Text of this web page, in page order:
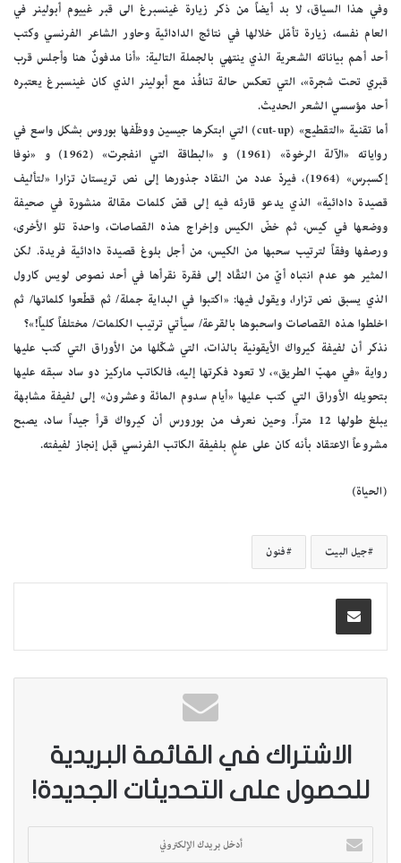
وفي هذا السياق، لا بد أيضاً من ذكر زيارة غينسبرغ الى قبر غييوم أبولينر في
العام نفسه، زيارة تأمّل خلالها في نتائج الدادائية وحاور الشاعر الفرنسي وكتب
أحد أهم بياناته الشعرية الذي ينتهي بالجملة التالية: «أنا مدفونٌ هنا وأجلس قرب
قبري تحت شجرة»، التي تعكس حالة تنافُذ مع أبولينر الذي كان غينسبرغ يعتبره
أحد مؤسسي الشعر الحديث.
أما تقنية «التقطيع» (cut-up) التي ابتكرها جيسين ووظّفها بوروس بشكل واسع في
رواياته «الآلة الرخوة» (1961) و «البطاقة التي انفجرت» (1962) و «نوفا
إكسبرس» (1964)، فيردّ عدد من النقاد جذورها إلى نص تريستان تزارا «لتأليف
قصيدة دادائية» الذي يدعو قارئه فيه إلى قصّ كلمات مقالة منشورة في صحيفة
ووضعها في كيس، ثم خضّ الكيس وإخراج هذه القصاصات، واحدة تلو الأخرى،
ورصفها وفقاً لترتيب سحبها من الكيس، من أجل بلوغ قصيدة دادائية فريدة. لكن
المثير هو عدم انتباه أيّ من النقّاد إلى فقرة نقرأها في أحد نصوص لويس كارول
الذي يسبق نص تزارا، ويقول فيها: «اكتبوا في البداية جملة/ ثم قطّعوا كلماتها/ ثم
اخلطوا هذه القصاصات واسحبوها بالقرعة/ سيأتي ترتيب الكلمات/ مختلفاً كلياً!»؟
نذكر أن لفيفة كيرواك الأيقونية بالذات، التي شكّلها من الأوراق التي كتب عليها
رواية «في مهبّ الطريق»، لا تعود فكرتها إليه، فالكاتب ماركيز دو ساد سبقه عليها
بتحويله الأوراق التي كتب عليها «أيام سدوم المائة وعشرون» إلى لفيفة مشابهة
يبلغ طولها 12 متراً. وحين نعرف من بورورس أن كيرواك قرأ جيداً ساد، يصبح
مشروعاً الاعتقاد بأنه كان على علمٍ بلفيفة الكاتب الفرنسي قبل إنجاز لفيفته.
(الحياة)
جيل البيت فنون
الاشتراك في القائمة البريدية
للحصول على التحديثات الجديدة!